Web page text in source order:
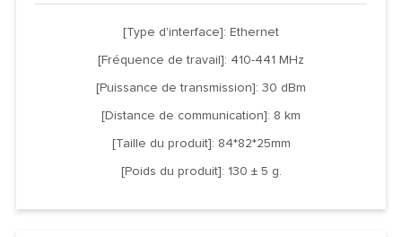
[Type d'interface]: Ethernet
[Fréquence de travail]: 410-441 MHz
[Puissance de transmission]: 30 dBm
[Distance de communication]: 8 km
[Taille du produit]: 84*82*25mm
[Poids du produit]: 130 ± 5 g.